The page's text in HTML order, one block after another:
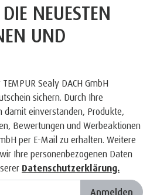
NEUESTEN
UND
Sealy DACH GmbH
sichern. Durch Ihre
damit einverstanden, Produkte,
Bewertungen und Werbeaktionen
per E-Mail zu erhalten. Weitere
Ihre personenbezogenen Daten
Datenschutzerklärung.
Anmelden